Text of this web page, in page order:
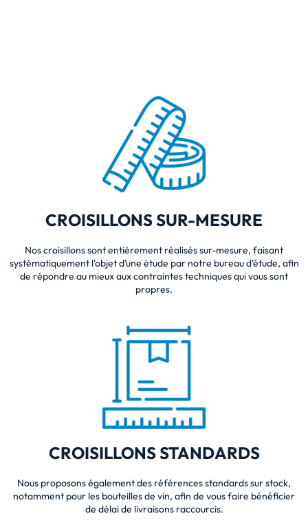
CROISILLONS SUR-MESURE
Nos croisillons sont entièrement réalisés sur-mesure, faisant
systématiquement l’objet d’une étude par notre bureau d’étude, afin
de répondre au mieux aux contraintes techniques qui vous sont
propres.
CROISILLONS STANDARDS
Nous proposons également des références standards sur stock,
notamment pour les bouteilles de vin, afin de vous faire bénéficier
de délai de livraisons raccourcis.